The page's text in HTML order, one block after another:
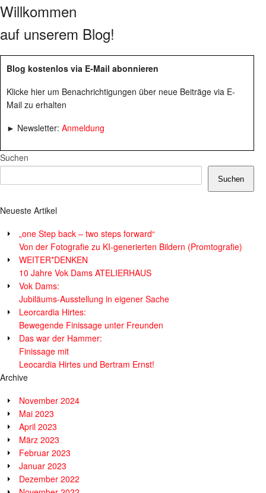
Willkommen
auf unserem Blog!
Blog kostenlos via E-Mail abonnieren
Klicke hier um Benachrichtigungen über neue Beiträge via E-
Mail zu erhalten
► Newsletter: Anmeldung
Suchen
Suchen
Neueste Artikel
„one Step back – two steps forward“
Von der Fotografie zu KI-generierten Bildern (Promtografie)
WEITER*DENKEN
10 Jahre Vok Dams ATELIERHAUS
Vok Dams:
Jubiläums-Ausstellung in eigener Sache
Leorcardia Hirtes:
Bewegende Finissage unter Freunden
Das war der Hammer:
Finissage mit
Leocardia Hirtes und Bertram Ernst!
Archive
November 2024
Mai 2023
April 2023
März 2023
Februar 2023
Januar 2023
Dezember 2022